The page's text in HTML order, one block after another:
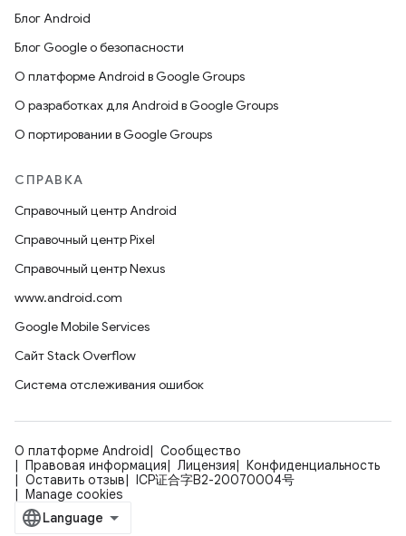
Блог Android
Блог Google о безопасности
О платформе Android в Google Groups
О разработках для Android в Google Groups
О портировании в Google Groups
СПРАВКА
Справочный центр Android
Справочный центр Pixel
Справочный центр Nexus
www.android.com
Google Mobile Services
Сайт Stack Overflow
Система отслеживания ошибок
О платформе Android
Сообщество
Правовая информация
Лицензия
Конфиденциальность
Оставить отзыв
ICP证合字B2-20070004号
Manage cookies